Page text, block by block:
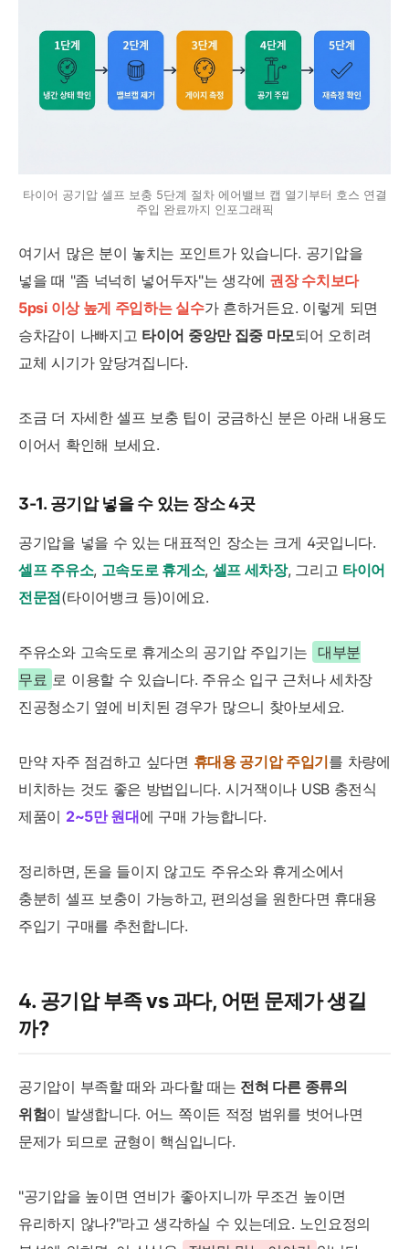
타이어 공기압 셀프 보충 5단계 절차 에어밸브 캡 열기부터 호스 연결
주입 완료까지 인포그래픽
여기서 많은 분이 놓치는 포인트가 있습니다. 공기압을
넣을 때 "좀 넉넉히 넣어두자"는 생각에 권장 수치보다
5psi 이상 높게 주입하는 실수가 흔하거든요. 이렇게 되면
승차감이 나빠지고 타이어 중앙만 집중 마모되어 오히려
교체 시기가 앞당겨집니다.
조금 더 자세한 셀프 보충 팁이 궁금하신 분은 아래 내용도
이어서 확인해 보세요.
3-1. 공기압 넣을 수 있는 장소 4곳
공기압을 넣을 수 있는 대표적인 장소는 크게 4곳입니다.
셀프 주유소, 고속도로 휴게소, 셀프 세차장, 그리고 타이어
전문점(타이어뱅크 등)이에요.
주유소와 고속도로 휴게소의 공기압 주입기는 대부분
무료 로 이용할 수 있습니다. 주유소 입구 근처나 세차장
진공청소기 옆에 비치된 경우가 많으니 찾아보세요.
만약 자주 점검하고 싶다면 휴대용 공기압 주입기를 차량에
비치하는 것도 좋은 방법입니다. 시거잭이나 USB 충전식
제품이 2~5만 원대에 구매 가능합니다.
정리하면, 돈을 들이지 않고도 주유소와 휴게소에서
충분히 셀프 보충이 가능하고, 편의성을 원한다면 휴대용
주입기 구매를 추천합니다.
4. 공기압 부족 vs 과다, 어떤 문제가 생길
까?
공기압이 부족할 때와 과다할 때는 전혀 다른 종류의
위험이 발생합니다. 어느 쪽이든 적정 범위를 벗어나면
문제가 되므로 균형이 핵심입니다.
"공기압을 높이면 연비가 좋아지니까 무조건 높이면
유리하지 않나?"라고 생각하실 수 있는데요. 노인요정의